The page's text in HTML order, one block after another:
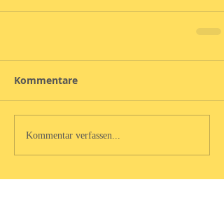
Kommentare
Kommentar verfassen...